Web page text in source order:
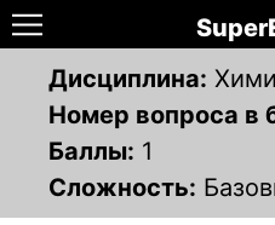
Дисциплина:
Номер вопроса в
Баллы: 1
Сложность: